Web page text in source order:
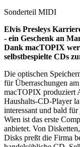
Sonderteil MIDI
Elvis Presleys
- ein Geschenk an
Dank macTOPIX
selbstbespielte CDs
Die optischen
für Überraschungen
macTOPIX produziert
Haushalts-CD-Player
interessant und bald
Wien ist das erste
anbietet. Von
Disks preßt die Firma